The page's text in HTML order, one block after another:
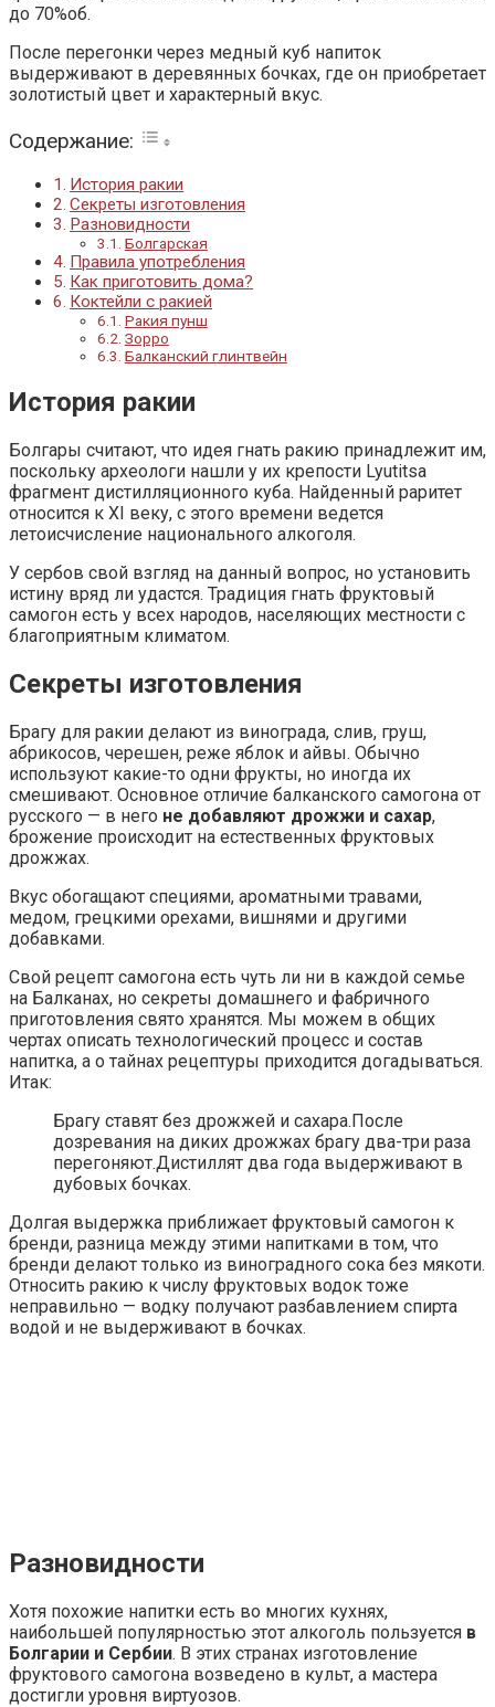
до 70%об.
После перегонки через медный куб напиток
выдерживают в деревянных бочках, где он приобретает
золотистый цвет и характерный вкус.
Содержание:
История ракии
Секреты изготовления
Разновидности
Болгарская
Правила употребления
Как приготовить дома?
Коктейли с ракией
Ракия пунш
Зорро
Балканский глинтвейн
История ракии
Болгары считают, что идея гнать ракию принадлежит им,
поскольку археологи нашли у их крепости Lyutitsa
фрагмент дистилляционного куба. Найденный раритет
относится к XI веку, с этого времени ведется
летоисчисление национального алкоголя.
У сербов свой взгляд на данный вопрос, но установить
истину вряд ли удастся. Традиция гнать фруктовый
самогон есть у всех народов, населяющих местности с
благоприятным климатом.
Секреты изготовления
Брагу для ракии делают из винограда, слив, груш,
абрикосов, черешен, реже яблок и айвы. Обычно
используют какие-то одни фрукты, но иногда их
смешивают. Основное отличие балканского самогона от
русского — в него не добавляют дрожжи и сахар,
брожение происходит на естественных фруктовых
дрожжах.
Вкус обогащают специями, ароматными травами,
медом, грецкими орехами, вишнями и другими
добавками.
Свой рецепт самогона есть чуть ли ни в каждой семье
на Балканах, но секреты домашнего и фабричного
приготовления свято хранятся. Мы можем в общих
чертах описать технологический процесс и состав
напитка, а о тайнах рецептуры приходится догадываться.
Итак:
Брагу ставят без дрожжей и сахара.После
дозревания на диких дрожжах брагу два-три раза
перегоняют.Дистиллят два года выдерживают в
дубовых бочках.
Долгая выдержка приближает фруктовый самогон к
бренди, разница между этими напитками в том, что
бренди делают только из виноградного сока без мякоти.
Относить ракию к числу фруктовых водок тоже
неправильно — водку получают разбавлением спирта
водой и не выдерживают в бочках.
Разновидности
Хотя похожие напитки есть во многих кухнях,
наибольшей популярностью этот алкоголь пользуется в
Болгарии и Сербии. В этих странах изготовление
фруктового самогона возведено в культ, а мастера
достигли уровня виртуозов.